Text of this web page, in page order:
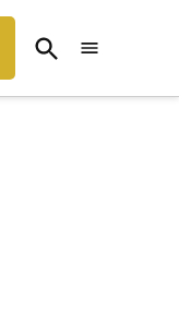
Open
Search